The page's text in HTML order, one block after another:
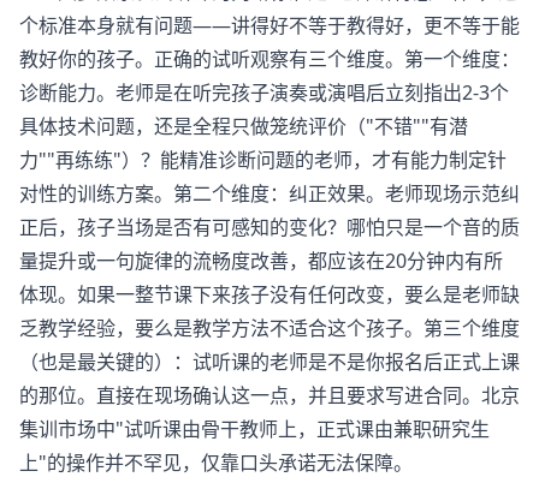
个标准本身就有问题——讲得好不等于教得好，更不等于能
教好你的孩子。正确的试听观察有三个维度。第一个维度：
诊断能力。老师是在听完孩子演奏或演唱后立刻指出2-3个
具体技术问题，还是全程只做笼统评价（"不错""有潜
力""再练练"）？能精准诊断问题的老师，才有能力制定针
对性的训练方案。第二个维度：纠正效果。老师现场示范纠
正后，孩子当场是否有可感知的变化？哪怕只是一个音的质
量提升或一句旋律的流畅度改善，都应该在20分钟内有所
体现。如果一整节课下来孩子没有任何改变，要么是老师缺
乏教学经验，要么是教学方法不适合这个孩子。第三个维度
（也是最关键的）：试听课的老师是不是你报名后正式上课
的那位。直接在现场确认这一点，并且要求写进合同。北京
集训市场中"试听课由骨干教师上，正式课由兼职研究生
上"的操作并不罕见，仅靠口头承诺无法保障。